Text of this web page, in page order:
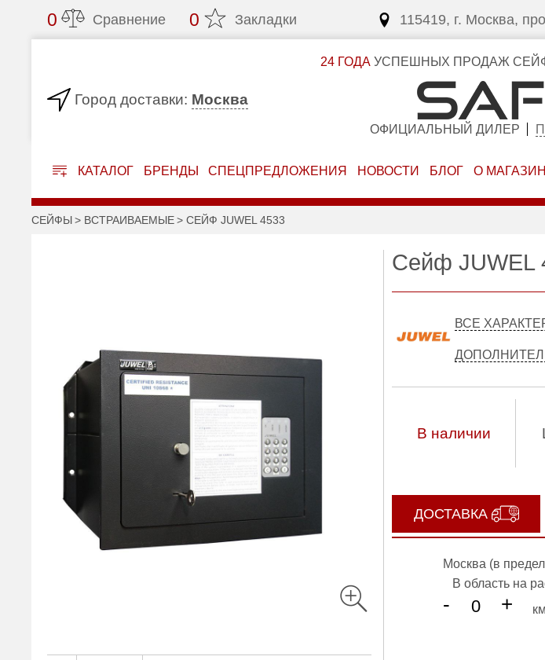
0 Сравнение 0 Закладки 115419, г. Москва,
Город доставки: Москва
24 ГОДАУСПЕШНЫХ ПРОДАЖ
ОФИЦИАЛЬНЫЙ ДИЛЕР
КАТАЛОГ БРЕНДЫ СПЕЦПРЕДЛОЖЕНИЯ НОВОСТИ БЛОГ О
СЕЙФЫ ВСТРАИВАЕМЫЕ СЕЙФ JUWEL 4533
Сейф JUWEL
ВСЕ
В наличии
ДОСТАВКА
Москва (в
В область на
- +